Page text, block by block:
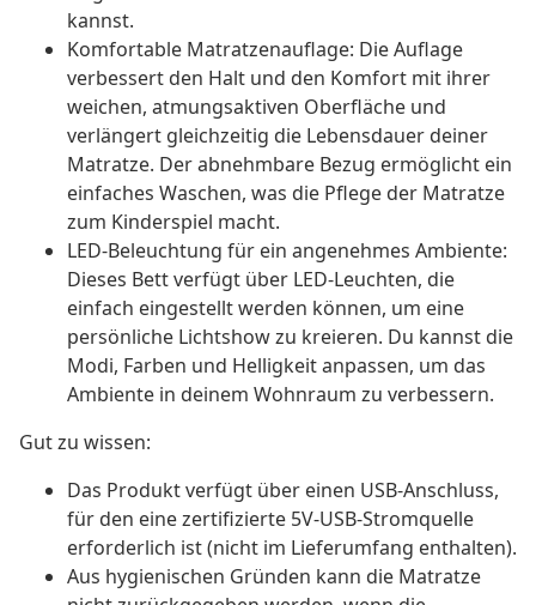
kannst.
Komfortable Matratzenauflage: Die Auflage
verbessert den Halt und den Komfort mit ihrer
weichen, atmungsaktiven Oberfläche und
verlängert gleichzeitig die Lebensdauer deiner
Matratze. Der abnehmbare Bezug ermöglicht ein
einfaches Waschen, was die Pflege der Matratze
zum Kinderspiel macht.
LED-Beleuchtung für ein angenehmes Ambiente:
Dieses Bett verfügt über LED-Leuchten, die
einfach eingestellt werden können, um eine
persönliche Lichtshow zu kreieren. Du kannst die
Modi, Farben und Helligkeit anpassen, um das
Ambiente in deinem Wohnraum zu verbessern.
Gut zu wissen:
Das Produkt verfügt über einen USB-Anschluss,
für den eine zertifizierte 5V-USB-Stromquelle
erforderlich ist (nicht im Lieferumfang enthalten).
Aus hygienischen Gründen kann die Matratze